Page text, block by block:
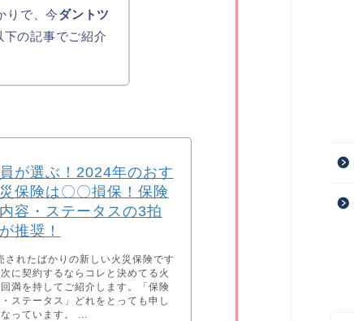
りで、今ダントツ
下の記事でご紹介
が選ぶ！2024年のおす
保険は〇〇損保！保険
容・ステータスの3拍
推奨！
されたばかりの新しい火災保険です
に契約するならコレと決めてる火
満を持してご紹介します。「保険
ステータス」どれをとっても申し
っています。 ...